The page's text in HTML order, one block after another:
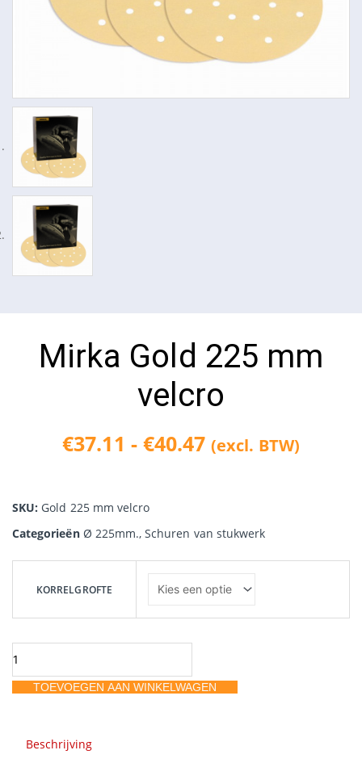
Mirka Gold 225 mm
velcro
€37.11 - €40.47 Prijsklasse:
tot
€40.47
(excl. BTW)
SKU: Gold 225 mm velcro
Categorieën Ø 225mm.,Schuren van stukwerk
KORRELGROFTE
velcro
aantal
TOEVOEGEN AAN WINKELWAGEN
Beschrijving